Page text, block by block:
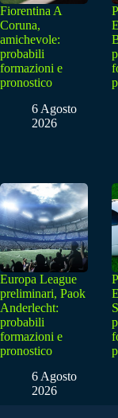
Fiorentina A
Coruna,
amichevole:
probabili
formazioni e
pronostico
6 Agosto
2026
Europa League
preliminari, Paok
Anderlecht:
probabili
formazioni e
pronostico
6 Agosto
2026